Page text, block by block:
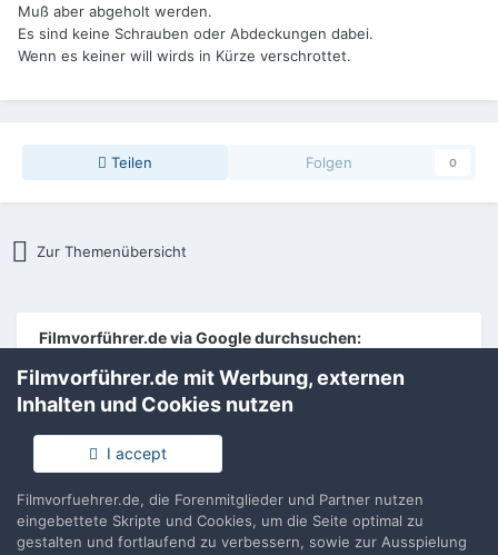
Muß aber abgeholt werden.
Es sind keine Schrauben oder Abdeckungen dabei.
Wenn es keiner will wirds in Kürze verschrottet.
Teilen Folgen 0
Zur Themenübersicht
Filmvorführer.de via Google durchsuchen:
Nutzungsbedingungen
Realisierung: IN-Solution
Powered by Invision Community
Filmvorführer.de mit Werbung, externen
Inhalten und Cookies nutzen
I accept
Filmvorfuehrer.de, die Forenmitglieder und Partner nutzen
eingebettete Skripte und Cookies, um die Seite optimal zu
gestalten und fortlaufend zu verbessern, sowie zur Ausspielung